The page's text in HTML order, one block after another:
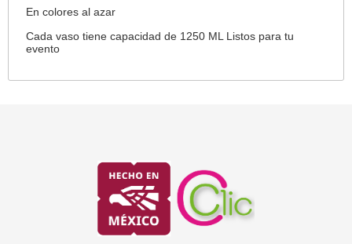
En colores al azar
Cada vaso tiene capacidad de 1250 ML Listos para tu
evento